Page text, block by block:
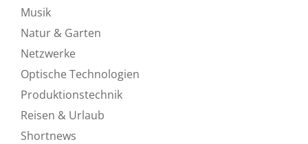
Musik
Natur & Garten
Netzwerke
Optische Technologien
Produktionstechnik
Reisen & Urlaub
Shortnews